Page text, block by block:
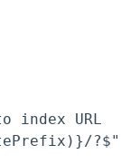
index URL
?$"))